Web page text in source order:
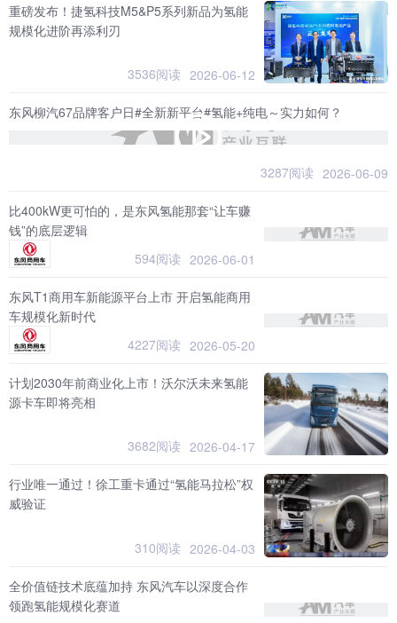
重磅发布！捷氢科技M5&P5系列新品为氢能
规模化进阶再添利刃
3536阅读 2026-06-12
东风柳汽67品牌客户日#全新新平台#氢能+纯电～实力如何？
3287阅读 2026-06-09
比400kW更可怕的，是东风氢能那套“让车赚
钱”的底层逻辑
594阅读 2026-06-01
东风T1商用车新能源平台上市 开启氢能商用
车规模化新时代
4227阅读 2026-05-20
计划2030年前商业化上市！沃尔沃未来氢能
源卡车即将亮相
3682阅读 2026-04-17
行业唯一通过！徐工重卡通过“氢能马拉松”权
威验证
310阅读 2026-04-03
全价值链技术底蕴加持 东风汽车以深度合作
领跑氢能规模化赛道